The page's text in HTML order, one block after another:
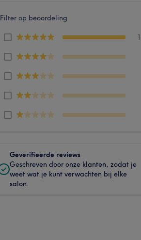
Filter op beoordeling
Geverifieerde reviews
Geschreven door onze klanten, zodat je
weet wat je kunt verwachten bij elke
salon.